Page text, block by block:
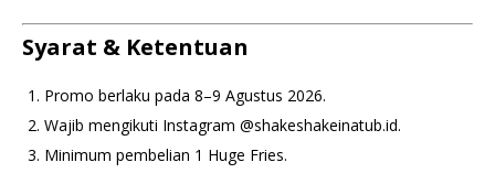
Syarat & Ketentuan
Promo berlaku pada 8–9 Agustus 2026.
Wajib mengikuti Instagram @shakeshakeinatub.id.
Minimum pembelian 1 Huge Fries.